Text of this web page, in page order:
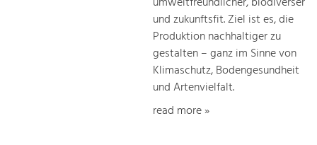
und zukunftsfit. Ziel ist es, die
Produktion nachhaltiger zu
gestalten – ganz im Sinne von
Klimaschutz, Bodengesundheit
und Artenvielfalt.
read more »